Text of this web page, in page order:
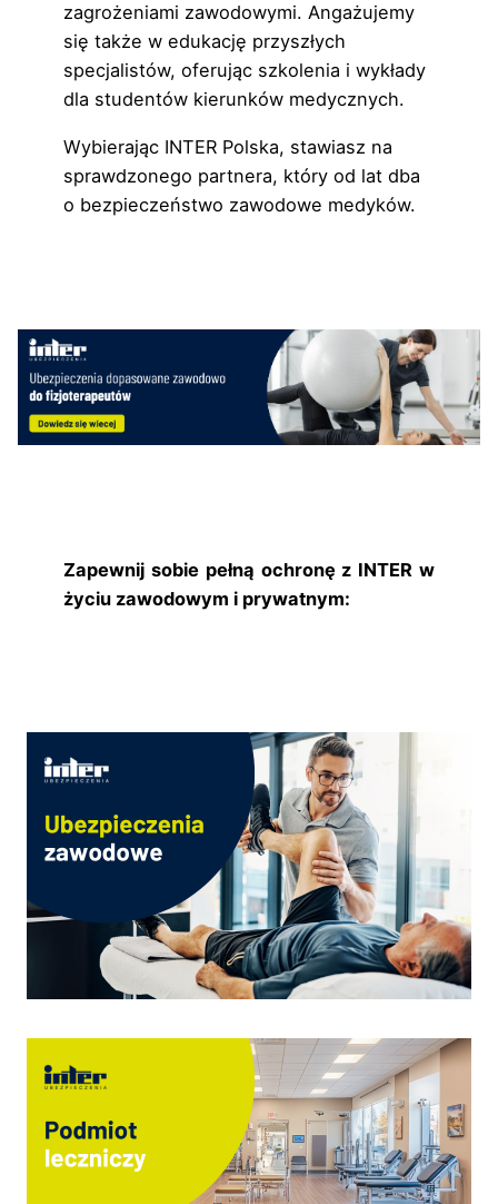
zagrożeniami zawodowymi. Angażujemy
się także w edukację przyszłych
specjalistów, oferując szkolenia i wykłady
dla studentów kierunków medycznych.
Wybierając INTER Polska, stawiasz na
sprawdzonego partnera, który od lat dba
o bezpieczeństwo zawodowe medyków.
Zapewnij sobie pełną ochronę z INTER w
życiu zawodowym i prywatnym: